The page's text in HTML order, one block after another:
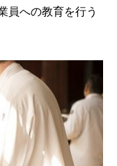
員への教育を行う